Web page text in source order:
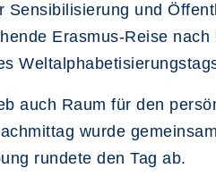
Sensibilisierung und
Erasmus-Reise
auch Raum für den
wurde
rundete den Tag ab.